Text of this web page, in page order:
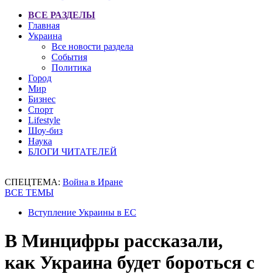
ВСЕ РАЗДЕЛЫ
Главная
Украина
Все новости раздела
События
Политика
Город
Мир
Бизнес
Спорт
Lifestyle
Шоу-биз
Наука
БЛОГИ ЧИТАТЕЛЕЙ
СПЕЦТЕМА: Война в Иране
ВСЕ ТЕМЫ
Вступление Украины в ЕС
В Минцифры рассказали,
как Украина будет бороться с